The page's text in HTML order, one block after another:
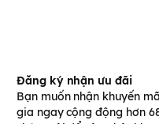
Đăng ký nhận ưu đãi
Bạn muốn nhận khuyến
gia ngay cộng động hơn